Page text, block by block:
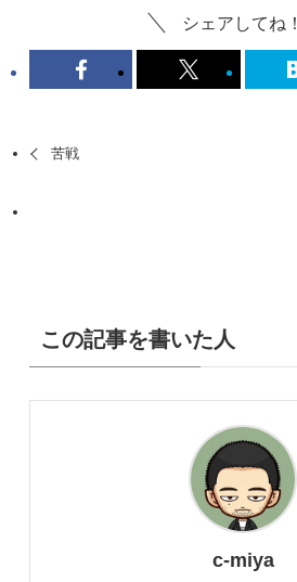
シェアしてね！
苦戦
この記事を書いた人
c-miya